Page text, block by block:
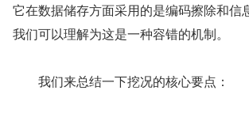
它在数据储存方面采用的是编码擦除和信
我们可以理解为这是一种容错的机制。
我们来总结一下挖况的核心要点：